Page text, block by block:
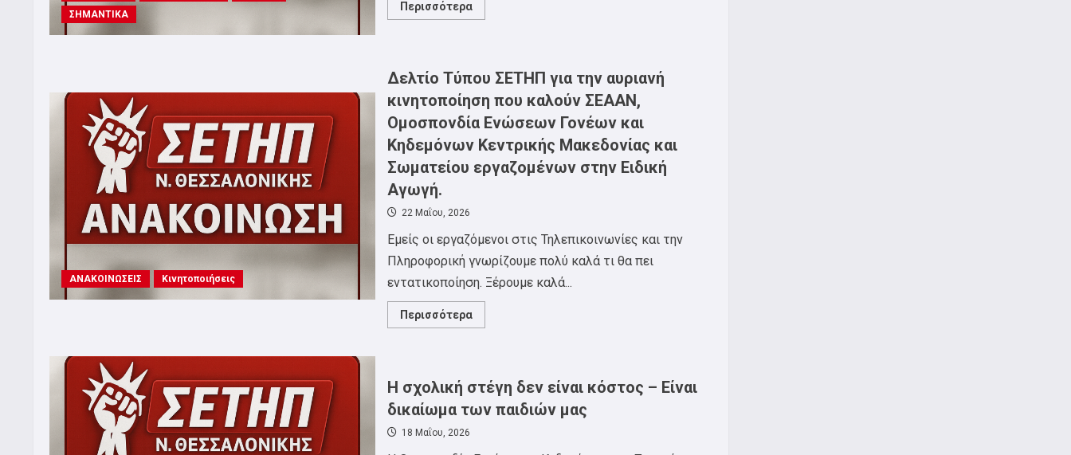
ΣΗΜΑΝΤΙΚΑ
ΠερισσότεραRead
more
στα
ΕΛΠΕ
Θεσσαλονίκης!
ΑΝΑΚΟΙΝΩΣΕΙΣ Κινητοποιήσεις
Δελτίο Τύπου ΣΕΤΗΠ για την αυριανή
κινητοποίηση που καλούν ΣΕΑΑΝ,
Ομοσπονδία Ενώσεων Γονέων και
Κηδεμόνων Κεντρικής Μακεδονίας και
Σωματείου εργαζομένων στην Ειδική
Αγωγή.
22 Μαΐου, 2026
Εμείς οι εργαζόμενοι στις Τηλεπικοινωνίες και την
Πληροφορική γνωρίζουμε πολύ καλά τι θα πει
εντατικοποίηση. Ξέρουμε καλά...
ΠερισσότεραRead
more
την
κινητοποίηση
Η σχολική στέγη δεν είναι κόστος – Είναι
δικαίωμα των παιδιών μας
18 Μαΐου, 2026